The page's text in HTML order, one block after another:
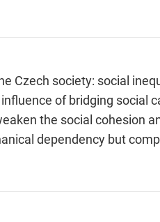
Czech society: social
of bridging social
the social cohesion
dependency but